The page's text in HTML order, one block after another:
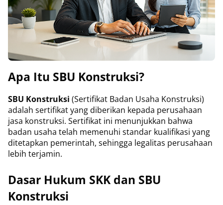
Apa Itu SBU Konstruksi?
SBU Konstruksi (Sertifikat Badan Usaha Konstruksi)
adalah sertifikat yang diberikan kepada perusahaan
jasa konstruksi. Sertifikat ini menunjukkan bahwa
badan usaha telah memenuhi standar kualifikasi yang
ditetapkan pemerintah, sehingga legalitas perusahaan
lebih terjamin.
Dasar Hukum SKK dan SBU
Konstruksi